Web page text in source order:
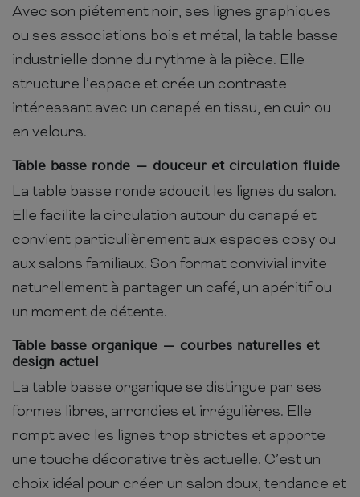
Avec son piétement noir, ses lignes graphiques
ou ses associations bois et métal, la table basse
industrielle donne du rythme à la pièce. Elle
structure l’espace et crée un contraste
intéressant avec un canapé en tissu, en cuir ou
en velours.
Table basse ronde – douceur et circulation fluide
La table basse ronde adoucit les lignes du salon.
Elle facilite la circulation autour du canapé et
convient particulièrement aux espaces cosy ou
aux salons familiaux. Son format convivial invite
naturellement à partager un café, un apéritif ou
un moment de détente.
Table basse organique – courbes naturelles et
design actuel
La table basse organique se distingue par ses
formes libres, arrondies et irrégulières. Elle
rompt avec les lignes trop strictes et apporte
une touche décorative très actuelle. C’est un
choix idéal pour créer un salon doux, tendance et